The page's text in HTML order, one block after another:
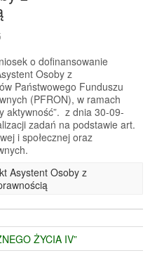
o dofinansowanie
Osoby z
Państwowego Funduszu
(PFRON), w ramach
aktywność”. z dnia 30-09-
zadań na podstawie art.
i społecznej oraz
Asystent Osoby z
ŻYCIA IV”